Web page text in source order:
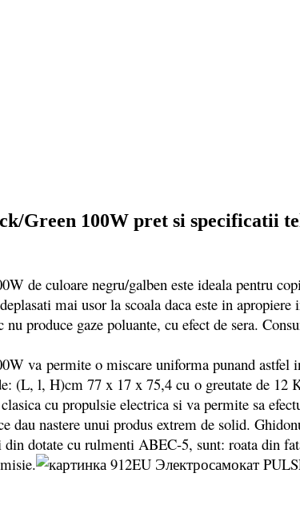
Green 100W pret si specificatii
de culoare negru/galben este ideala pentru
mai usor la scoala daca este in
produce gaze poluante, cu efect de sera.
va permite o miscare uniforma punand astfel
(L, l, H)cm 77 x 17 x 75,4 cu o greutate de
cu propulsie electrica si va permite sa
dau nastere unui produs extrem de solid.
dotate cu rulmenti ABEC-5, sunt: roata din